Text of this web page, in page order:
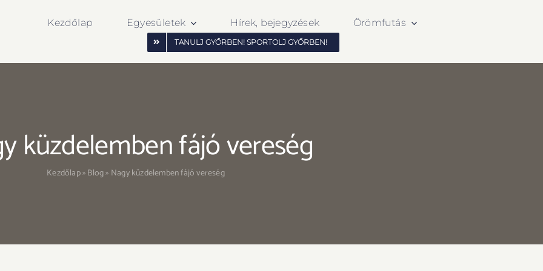
Kezdőlap Egyesületek Hírek, bejegyzések Örömfutás
TANULJ GYŐRBEN! SPORTOLJ GYŐRBEN!
küzdelemben fájó vereség
Kezdőlap»Blog» Nagy küzdelemben fájó vereség